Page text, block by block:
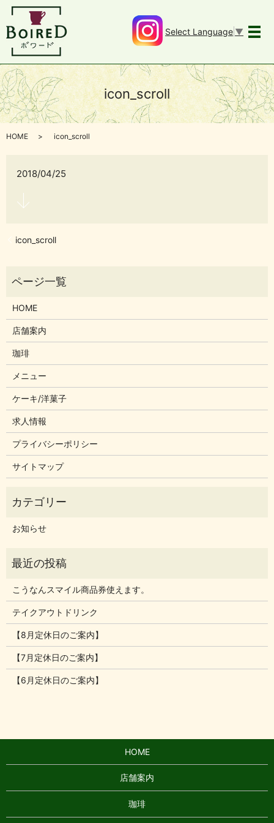
メ
Select Language ▼
icon_scroll
HOME icon_scroll
2018/04/25
icon_scroll
HOME
店舗案内
珈琲
メニュー
ケーキ/洋菓子
求人情報
プライバシーポリシー
サイトマップ
お知らせ
こうなんスマイル商品券使えます。
テイクアウトドリンク
【8月定休日のご案内】
【7月定休日のご案内】
【6月定休日のご案内】
HOME
店舗案内
珈琲